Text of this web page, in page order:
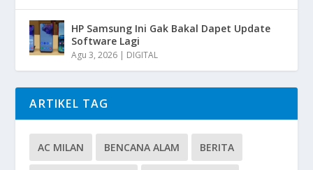
HP Samsung Ini Gak Bakal Dapet Update
Software Lagi
Agu 3, 2026 | DIGITAL
ARTIKEL TAG
AC MILAN BENCANA ALAM BERITA